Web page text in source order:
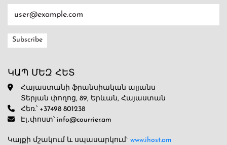
ԿԱՊ ՄԵԶ ՀԵՏ
Հայաստանի ֆրանսիական ալյանս
Տերյան փողոց, 89, Երևան, Հայաստան
Հեռ.՝ +37498 801238
Էլ․փոստ՝ info@courrier.am
Կայքի մշակում և սպասարկում` www.ihost.am